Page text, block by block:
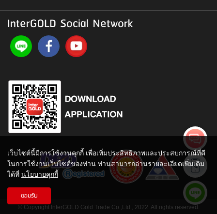
InterGOLD Social Network
© Copyright InterGOLD Gold Trade Co.,Ltd., 2022. All rights reserved.
เว็บไซต์นี้มีการใช้งานคุกกี้ เพื่อเพิ่มประสิทธิภาพและประสบการณ์ที่ดี
ในการใช้งานเว็บไซต์ของท่าน ท่านสามารถอ่านรายละเอียดเพิ่มเติม
ได้ที่ นโยบายคุกกี้
ยอมรับ